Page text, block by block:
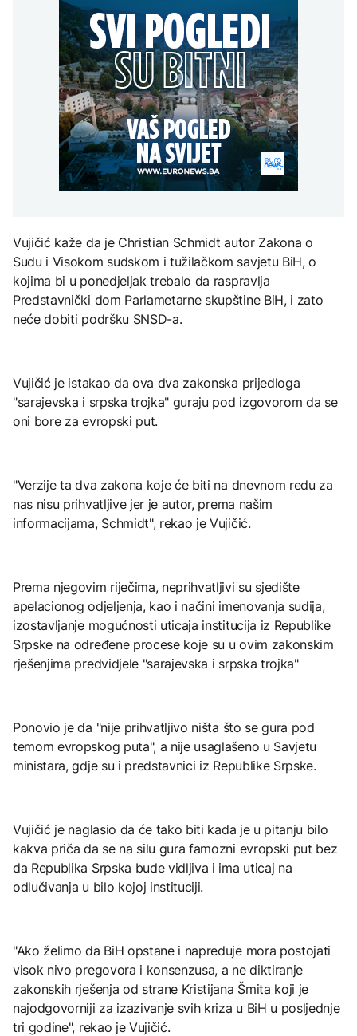
AKTUELNO
Požar se širi Bijeljinom,
zatvorena obilaznica
Plan da se u Crnoj Gori
prave centri za prihvat
migranata? Spajić:
Nismo vodili pregovore
godišnjicu atomskog
bombardovanja: Poziv
na ukidanje nuklearnog
oružja
FOKUS
Žedni za novcem: Koje bi
nove poreze EU mogla
uvesti od 2028. godine?
spektakl “Brechtovi
duhovi”
TEHNOLOGIJA
Dio rakete SpaceX
velikom brzinom pada
na Mjesec
TEHNOLOGIJA
otpada izdvaja zlato
Vujičić kaže da je Christian Schmidt autor Zakona o
Sudu i Visokom sudskom i tužilačkom savjetu BiH, o
kojima bi u ponedjeljak trebalo da raspravlja
Predstavnički dom Parlametarne skupštine BiH, i zato
neće dobiti podršku SNSD-a.
Vujičić je istakao da ova dva zakonska prijedloga
"sarajevska i srpska trojka" guraju pod izgovorom da se
oni bore za evropski put.
"Verzije ta dva zakona koje će biti na dnevnom redu za
nas nisu prihvatljive jer je autor, prema našim
informacijama, Schmidt", rekao je Vujičić.
Prema njegovim riječima, neprihvatljivi su sjedište
apelacionog odjeljenja, kao i načini imenovanja sudija,
izostavljanje mogućnosti uticaja institucija iz Republike
Srpske na određene procese koje su u ovim zakonskim
rješenjima predvidjele "sarajevska i srpska trojka"
Ponovio je da "nije prihvatljivo ništa što se gura pod
temom evropskog puta", a nije usaglašeno u Savjetu
ministara, gdje su i predstavnici iz Republike Srpske.
Vujičić je naglasio da će tako biti kada je u pitanju bilo
kakva priča da se na silu gura famozni evropski put bez
da Republika Srpska bude vidljiva i ima uticaj na
odlučivanja u bilo kojoj instituciji.
"Ako želimo da BiH opstane i napreduje mora postojati
visok nivo pregovora i konsenzusa, a ne diktiranje
zakonskih rješenja od strane Kristijana Šmita koji je
najodgovorniji za izazivanje svih kriza u BiH u posljednje
tri godine", rekao je Vujičić.